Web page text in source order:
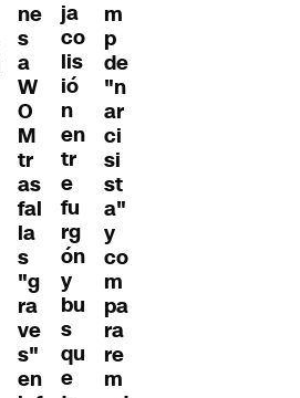
ne
s
a
W
O
M
tr
as
fal
la
s
"g
ra
ve
s"
en
ja
co
lis
ió
n
en
tr
e
fu
rg
ón
y
bu
s
qu
e
m
p
de
"n
ar
ci
si
st
a"
y
co
m
pa
ra
re
m